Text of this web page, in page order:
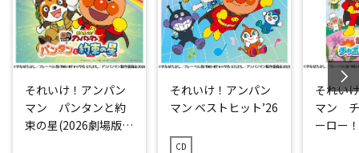
それいけ！アンパン
マン パンタンと約
束の星(2026劇場版ベ
それいけ！アンパン
マン ベストヒット’26
CD
それい
マン チ
ーロー